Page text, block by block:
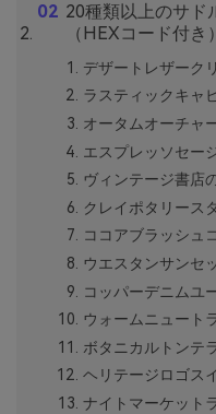
20種類以上のサド
（HEXコード付き）
デザートレザーク
ラスティックキャ
オータムオーチャ
エスプレッソセー
ヴィンテージ書店
クレイポタリース
ココアブラッシュ
ウエスタンサンセ
コッパーデニムユ
ウォームニュート
ボタニカルトンテ
ヘリテージロゴス
ナイトマーケット